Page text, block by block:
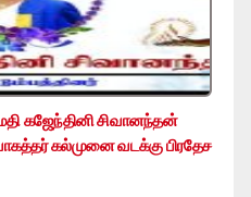
கஜேந்தினி சிவானந்தன்
கல்முனை வடக்கு பிரதேச